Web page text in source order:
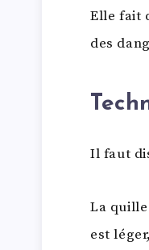
Elle fait
des
Il faut
La
est